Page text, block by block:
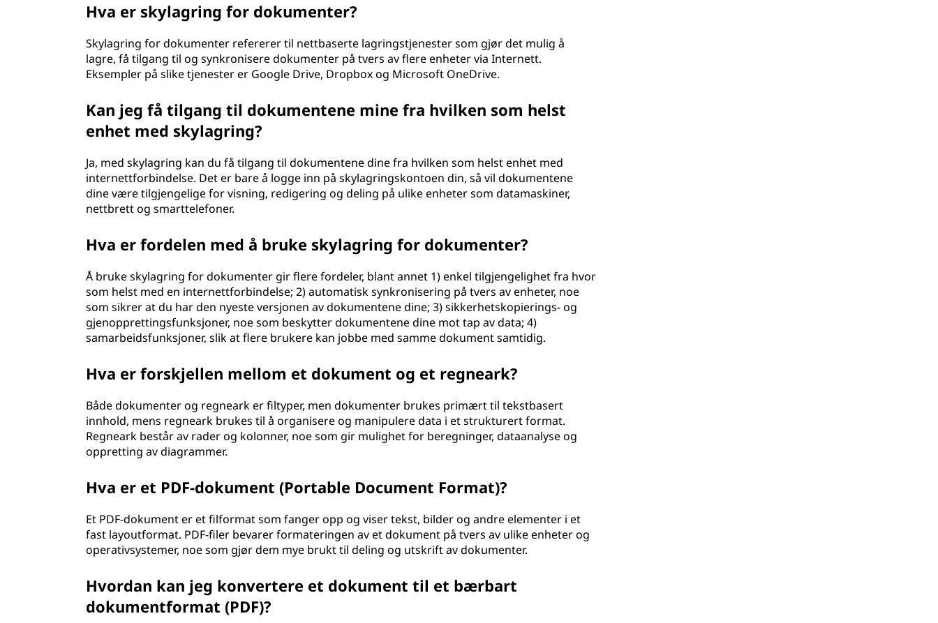
Hva er skylagring for dokumenter?
Skylagring for dokumenter refererer til nettbaserte lagringstjenester som gjør det mulig å
lagre, få tilgang til og synkronisere dokumenter på tvers av flere enheter via Internett.
Eksempler på slike tjenester er Google Drive, Dropbox og Microsoft OneDrive.
Kan jeg få tilgang til dokumentene mine fra hvilken som helst
enhet med skylagring?
Ja, med skylagring kan du få tilgang til dokumentene dine fra hvilken som helst enhet med
internettforbindelse. Det er bare å logge inn på skylagringskontoen din, så vil dokumentene
dine være tilgjengelige for visning, redigering og deling på ulike enheter som datamaskiner,
nettbrett og smarttelefoner.
Hva er fordelen med å bruke skylagring for dokumenter?
Å bruke skylagring for dokumenter gir flere fordeler, blant annet 1) enkel tilgjengelighet fra hvor
som helst med en internettforbindelse; 2) automatisk synkronisering på tvers av enheter, noe
som sikrer at du har den nyeste versjonen av dokumentene dine; 3) sikkerhetskopierings- og
gjenopprettingsfunksjoner, noe som beskytter dokumentene dine mot tap av data; 4)
samarbeidsfunksjoner, slik at flere brukere kan jobbe med samme dokument samtidig.
Hva er forskjellen mellom et dokument og et regneark?
Både dokumenter og regneark er filtyper, men dokumenter brukes primært til tekstbasert
innhold, mens regneark brukes til å organisere og manipulere data i et strukturert format.
Regneark består av rader og kolonner, noe som gir mulighet for beregninger, dataanalyse og
oppretting av diagrammer.
Hva er et PDF-dokument (Portable Document Format)?
Et PDF-dokument er et filformat som fanger opp og viser tekst, bilder og andre elementer i et
fast layoutformat. PDF-filer bevarer formateringen av et dokument på tvers av ulike enheter og
operativsystemer, noe som gjør dem mye brukt til deling og utskrift av dokumenter.
Hvordan kan jeg konvertere et dokument til et bærbart
dokumentformat (PDF)?